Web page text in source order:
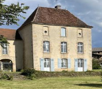
11.30 Groupe 11 : 12
E-mail
contact@chateau-